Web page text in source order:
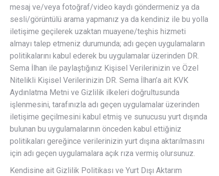
mesaj ve/veya fotoğraf/video kaydı göndermeniz ya da
sesli/görüntülü arama yapmanız ya da kendiniz ile bu yolla
iletişime geçilerek uzaktan muayene/teşhis hizmeti
almayı talep etmeniz durumunda; adı geçen uygulamaların
politikalarını kabul ederek bu uygulamalar üzerinden DR.
Sema İlhan ile paylaştığınız Kişisel Verilerinizin ve Özel
Nitelikli Kişisel Verilerinizin DR. Sema İlhan’a ait KVK
Aydınlatma Metni ve Gizlilik ilkeleri doğrultusunda
işlenmesini, tarafınızla adı geçen uygulamalar üzerinden
iletişime geçilmesini kabul etmiş ve sunucusu yurt dışında
bulunan bu uygulamalarının önceden kabul ettiğiniz
politikaları gereğince verilerinizin yurt dışına aktarılmasını
için adı geçen uygulamalara açık rıza vermiş olursunuz.
Kendisine ait Gizlilik Politikası ve Yurt Dışı Aktarım